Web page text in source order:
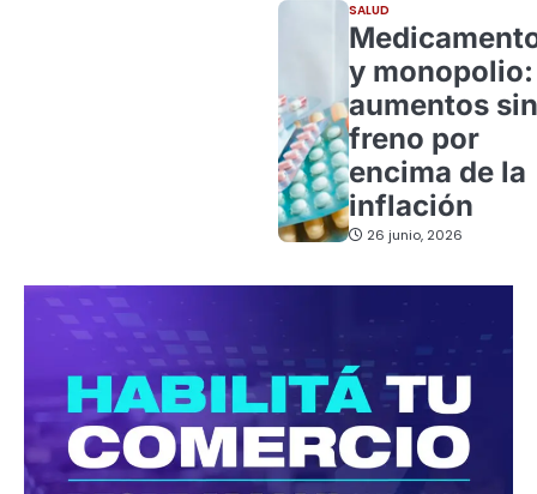
SALUD
y monopolio:
aumentos sin
freno por
encima de la
inflación
26 junio, 2026